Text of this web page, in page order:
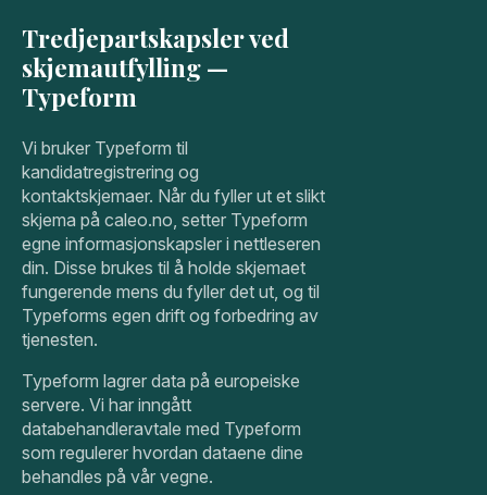
Tredjepartskapsler ved
skjemautfylling —
Typeform
Vi bruker Typeform til
kandidatregistrering og
kontaktskjemaer. Når du fyller ut et slikt
skjema på caleo.no, setter Typeform
egne informasjonskapsler i nettleseren
din. Disse brukes til å holde skjemaet
fungerende mens du fyller det ut, og til
Typeforms egen drift og forbedring av
tjenesten.
Typeform lagrer data på europeiske
servere. Vi har inngått
databehandleravtale med Typeform
som regulerer hvordan dataene dine
behandles på vår vegne.